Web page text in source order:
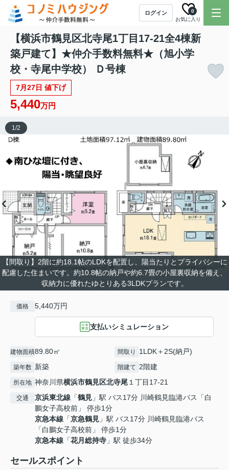
ログイン
お気に入り
0
【横浜市鶴見区北寺尾1丁目17-21全4棟新
築戸建て】★仲介手数料無料★（旭小学
校・寺尾中学校） Ｄ号棟
7月27日 値下げ
5,440万円
【間取り】2階に約18.1帖のLDKを配置し、陽当たりとプライバシーに
配慮した住まいです。約10.8帖の納戸や約6.7畳の小屋裏収納を備え、
収納力に優れたゆとりある3LDKプランです。
1/2
価格 5,440万円
支払いシミュレーション
建物面積89.80㎡ 間取り 1LDK＋2S(納戸)
築年数 新築 階建て 2階建
所在地 神奈川県横浜市鶴見区北寺尾１丁目17-21
交通 京浜東北線 「鶴見 」駅 バス17分 川崎鶴見臨港バス「白
鵬女子高校前」 停歩1分
京急本線 「京急鶴見 」駅 バス17分 川崎鶴見臨港バス
「白鵬女子高校前」 停歩1分
京急本線 「花月総持寺 」駅 徒歩34分
セールスポイント